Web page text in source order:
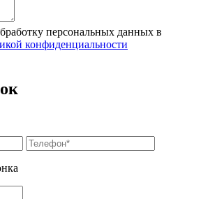
персональных данных в
конфиденциальности